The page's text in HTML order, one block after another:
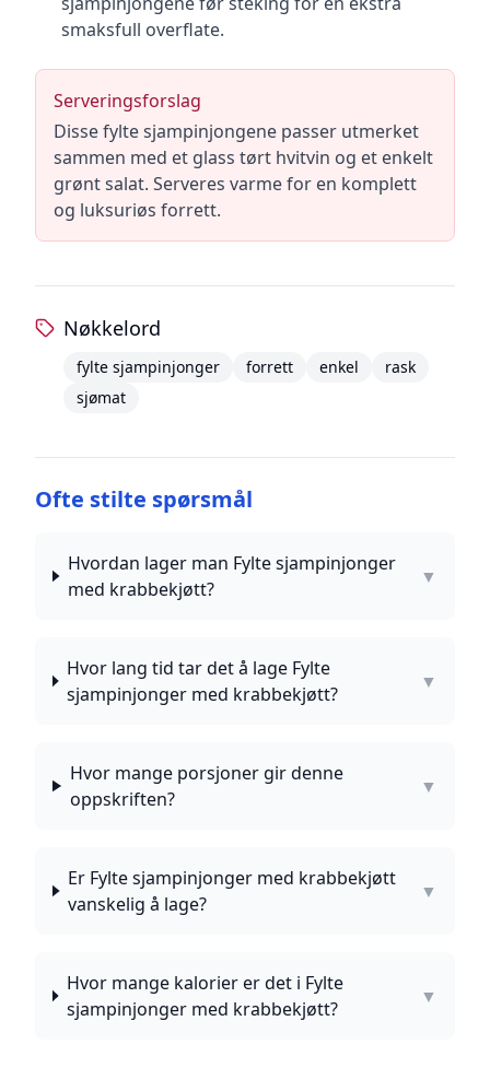
smaksfull overflate.
Serveringsforslag
Disse fylte sjampinjongene passer utmerket
sammen med et glass tørt hvitvin og et enkelt
grønt salat. Serveres varme for en komplett
og luksuriøs forrett.
Nøkkelord
fylte sjampinjonger forrett enkel
rask
sjømat
Ofte stilte spørsmål
Hvordan lager man Fylte sjampinjonger
med krabbekjøtt?
▼
Hvor lang tid tar det å lage Fylte
sjampinjonger med krabbekjøtt?
▼
Hvor mange porsjoner gir denne
oppskriften?
▼
Er Fylte sjampinjonger med krabbekjøtt
vanskelig å lage?
▼
Hvor mange kalorier er det i Fylte
sjampinjonger med krabbekjøtt?
▼